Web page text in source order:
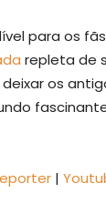
para os
repleta de
os
|